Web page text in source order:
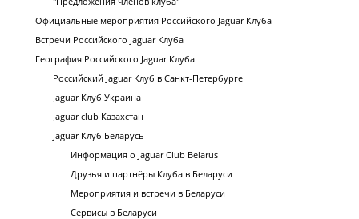
Официальные мероприятия Российского Jaguar Клуба
Встречи Российского Jaguar Клуба
География Российского Jaguar Клуба
Российский Jaguar Клуб в Санкт-Петербурге
Jaguar Клуб Украина
Jaguar club Казахстан
Jaguar Клуб Беларусь
Информация о Jaguar Club Belarus
Друзья и партнёры Клуба в Беларуси
Мероприятия и встречи в Беларуси
Сервисы в Беларуси